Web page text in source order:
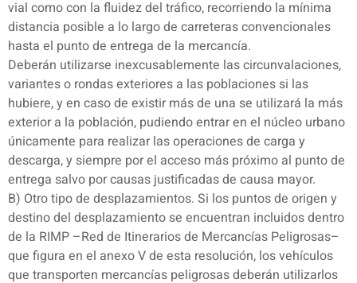
vial como con la fluidez del tráfico, recorriendo la mínima
distancia posible a lo largo de carreteras convencionales
hasta el punto de entrega de la mercancía.
Deberán utilizarse inexcusablemente las circunvalaciones,
variantes o rondas exteriores a las poblaciones si las
hubiere, y en caso de existir más de una se utilizará la más
exterior a la población, pudiendo entrar en el núcleo urbano
únicamente para realizar las operaciones de carga y
descarga, y siempre por el acceso más próximo al punto de
entrega salvo por causas justificadas de causa mayor.
B) Otro tipo de desplazamientos. Si los puntos de origen y
destino del desplazamiento se encuentran incluidos dentro
de la RIMP –Red de Itinerarios de Mercancías Peligrosas–
que figura en el anexo V de esta resolución, los vehículos
que transporten mercancías peligrosas deberán utilizarlos